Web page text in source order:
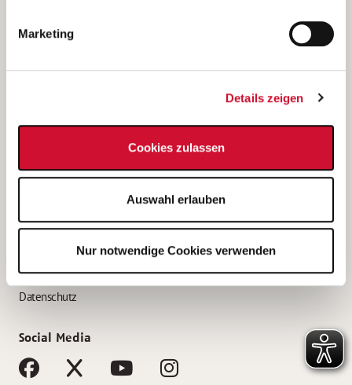
Marketing
Details zeigen
Cookies zulassen
Auswahl erlauben
Nur notwendige Cookies verwenden
Bewerbung als Altenpflegehelfer*in
Bewerbung als Erzieher*in
AWO Gliederungen nach Bundesland
Impressum
Datenschutz
Social Media